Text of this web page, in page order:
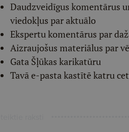
Daudzveidīgus komentārus
viedokļus par aktuālo
Ekspertu komentārus par
Aizraujošus materiālus par
Gata Šļūkas karikatūru
Tavā e-pasta kastītē katru